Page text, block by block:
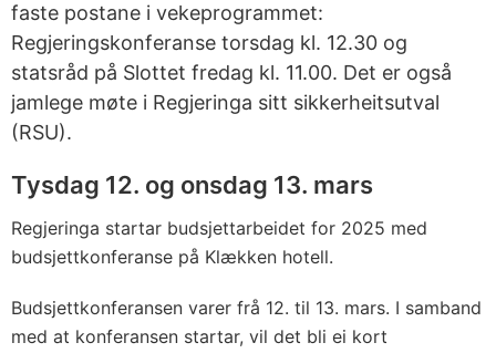
faste postane i vekeprogrammet:
Regjeringskonferanse torsdag kl. 12.30 og
statsråd på Slottet fredag kl. 11.00. Det er også
jamlege møte i Regjeringa sitt sikkerheitsutval
(RSU).
Tysdag 12. og onsdag 13. mars
Regjeringa startar budsjettarbeidet for 2025 med
budsjettkonferanse på Klækken hotell.
Budsjettkonferansen varer frå 12. til 13. mars. I samband
med at konferansen startar, vil det bli ei kort